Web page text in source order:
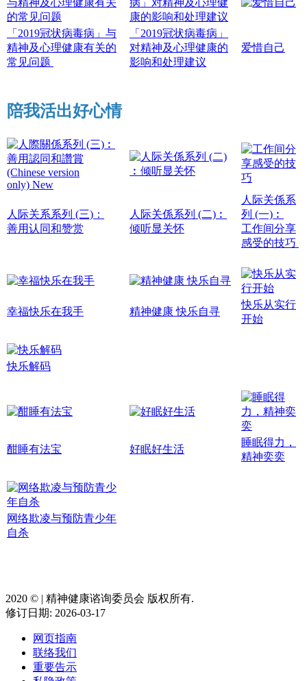
「2019冠状病毒病」与
精神及心理健康有关的
常见问题
「2019冠状病毒病」
对精神及心理健康的
影响和处理建议
爱惜自己
陪我活出好心情
人际关系系列 (三)：
善用认同和赞赏
人际关係系列 (二)︰
倾听显关怀
人际关係系
列 (一)︰
工作间分享
感受的技巧
幸福快乐在我手 精神健康 快乐自寻
快乐从实行
开始
快乐解码
酣睡有法宝 好眠好生活
睡眠得力，
精神奕奕
网络欺凌与预防青少年
自杀
2020 ©️ | 精神健康谘询委员会 版权所有.
修订日期: 2026-03-17
网页指南
联络我们
重要告示